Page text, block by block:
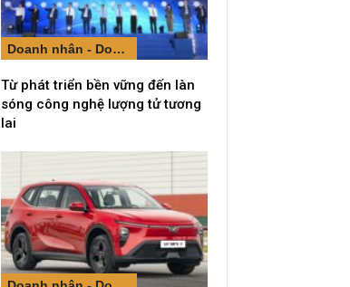
Doanh nhân - Doanh nghiệp
Từ phát triển bền vững đến làn
sóng công nghệ lượng tử tương
lai